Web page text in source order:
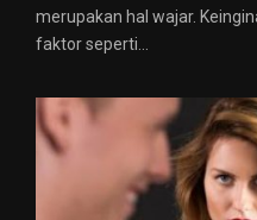
merupakan hal wajar.
faktor seperti...